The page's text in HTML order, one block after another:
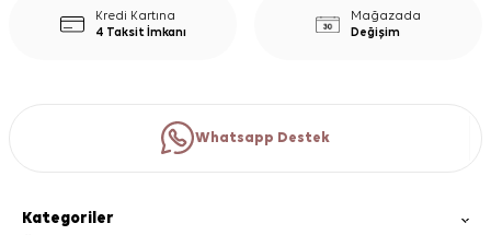
Kredi Kartına
4 Taksit İmkanı
Mağazada
Değişim
Whatsapp Destek
Kategoriler